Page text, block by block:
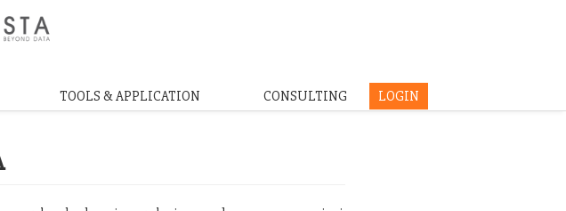
TOOLS & APPLICATION CONSULTING LOGIN